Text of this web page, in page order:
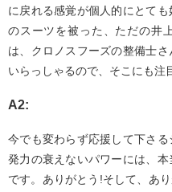
に戻れる感覚が個人的にとて
のスーツを被った、ただの井
は、クロノスフーズの整備士
いらっしゃるので、そこにも注
A2:
今でも変わらず応援して下さ
発力の衰えないパワーには、
です。ありがとう!そして、あ